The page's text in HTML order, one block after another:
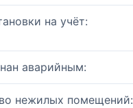
на учёт:
аварийным:
нежилых помещений: